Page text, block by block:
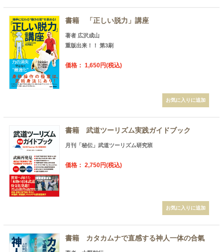
書籍 「正しい脱力」講座
著者 広沢成山
重版出来！！ 第3刷
価格： 1,650円(税込)
書籍 武道ツーリズム実践ガイドブック
月刊「秘伝」武道ツーリズム研究班
価格： 2,750円(税込)
書籍 カタカムナで直感する神人一体の合氣